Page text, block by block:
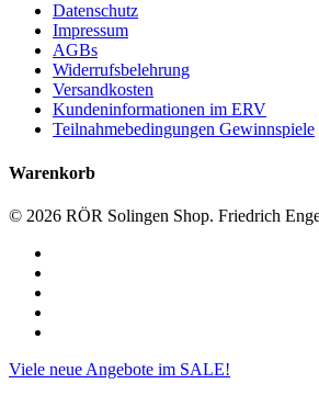
Datenschutz
Impressum
AGBs
Widerrufsbelehrung
Versandkosten
Kundeninformationen im ERV
Teilnahmebedingungen Gewinnspiele
Warenkorb
© 2026 RÖR Solingen Shop. Friedrich
Close
Viele neue Angebote im SALE!